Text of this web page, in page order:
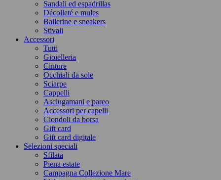
Sandali ed espadrillas
Décolleté e mules
Ballerine e sneakers
Stivali
Accessori
Tutti
Gioielleria
Cinture
Occhiali da sole
Sciarpe
Cappelli
Asciugamani e pareo
Accessori per capelli
Ciondoli da borsa
Gift card
Gift card digitale
Selezioni speciali
Sfilata
Piena estate
Campagna Collezione Mare